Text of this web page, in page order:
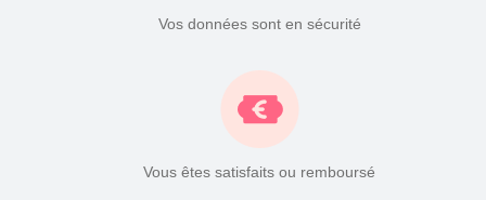
Vos données sont en sécurité
Vous êtes satisfaits ou remboursé